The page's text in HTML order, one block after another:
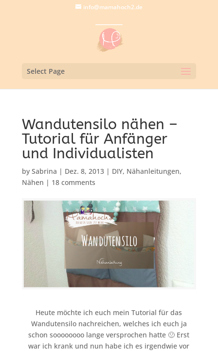
info@mamahoch2.de
Select Page
Wandutensilo nähen –
Tutorial für Anfänger
und Individualisten
by Sabrina | Dez. 8, 2013| DIY, Nähanleitungen,
Nähen | 18 comments
Heute möchte ich euch mein Tutorial für das
Wandutensilo nachreichen, welches ich euch ja
schon soooooooo lange versprochen hatte 🙁 Erst
war ich krank und nun habe ich es irgendwie vor